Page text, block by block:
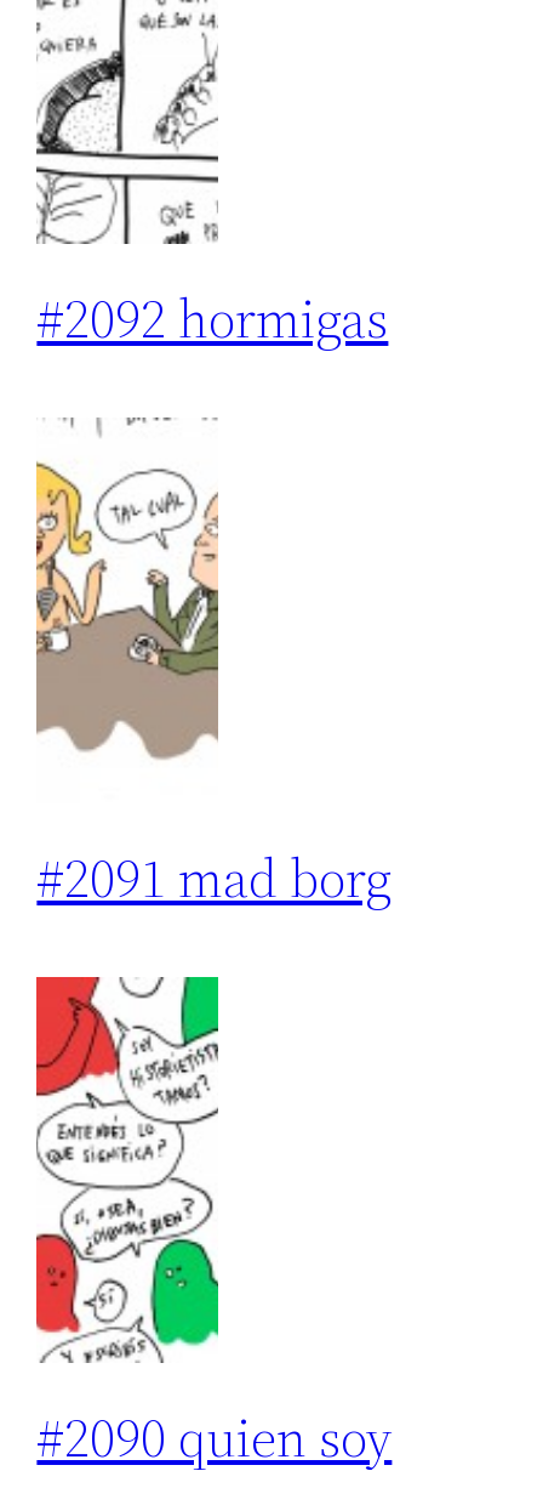
#2092 hormigas
#2091 mad borg
#2090 quien soy